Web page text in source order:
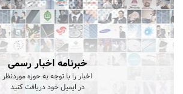
خبرنامه اخبار رسمی
اخبار را با توجه به حوزه موردنظر
در ایمیل خود دریافت کنید